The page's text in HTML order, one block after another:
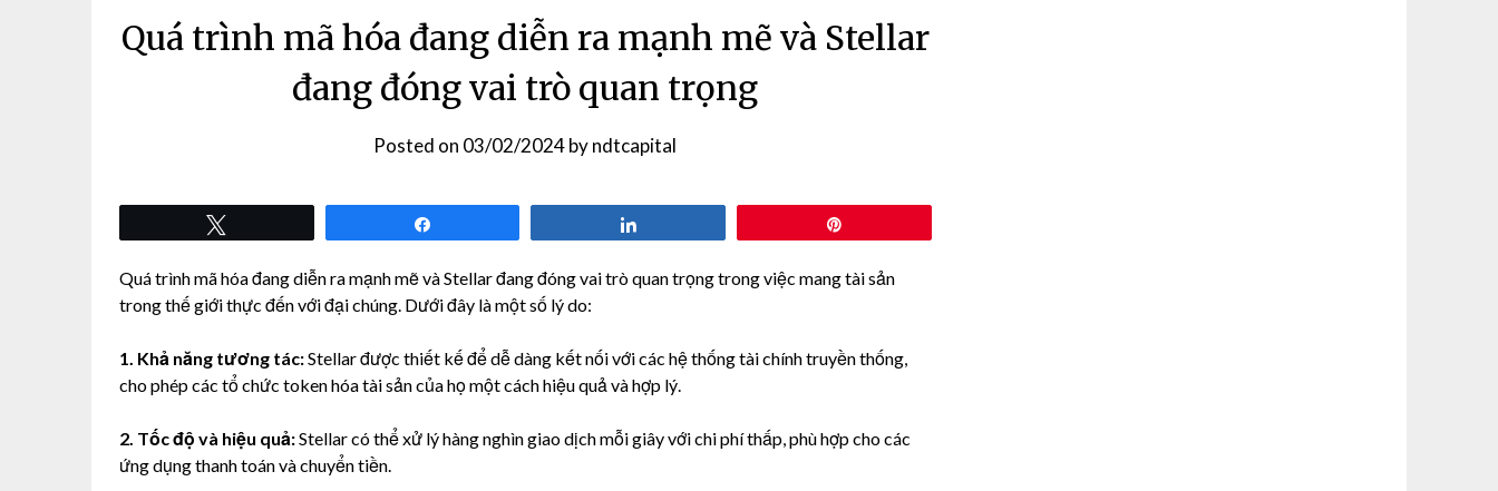
Quá trình mã hóa đang diễn ra mạnh mẽ và Stellar
đang đóng vai trò quan trọng
Posted on 03/02/2024byndtcapital
Quá trình mã hóa đang diễn ra mạnh mẽ và Stellar đang đóng vai trò quan trọng trong việc mang tài sản
trong thế giới thực đến với đại chúng. Dưới đây là một số lý do:
1. Khả năng tương tác:Stellar được thiết kế để dễ dàng kết nối với các hệ thống tài chính truyền thống,
cho phép các tổ chức token hóa tài sản của họ một cách hiệu quả và hợp lý.
2. Tốc độ và hiệu quả:Stellar có thể xử lý hàng nghìn giao dịch mỗi giây với chi phí thấp, phù hợp cho các
ứng dụng thanh toán và chuyển tiền.